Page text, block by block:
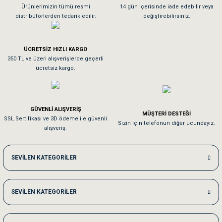
As**** Tu******
Tavşanım kafesinin kalitesine ve paketlemesine bayıldım
Sa**** On******
Kedilerim beğeniyorlar. Memnunuz. Uygun fiyatta olması iyi.
Me***** Ya******
Akşam verdiğim sipariş bir sonraki gün elime ulaştı. Jack russell köpeğim
Ka***** Ar******
Ufak bir sorun harici sorun olmadı sağolsunlar onuda hemen çözdüler
Ürünlerimizin tümü resmi
distribütörlerden tedarik edilir.
14 gün içerisinde iade edebilir veya
değiştirebilirsiniz.
ÜCRETSİZ HIZLI KARGO
350 TL ve üzeri alışverişlerde geçerli
ücretsiz kargo.
GÜVENLİ ALIŞVERİŞ
SSL Sertifikası ve 3D ödeme ile güvenli
alışveriş.
MÜŞTERİ DESTEĞİ
Sizin için telefonun diğer ucundayız.
SEVİLEN KATEGORİLER
SEVİLEN KATEGORİLER